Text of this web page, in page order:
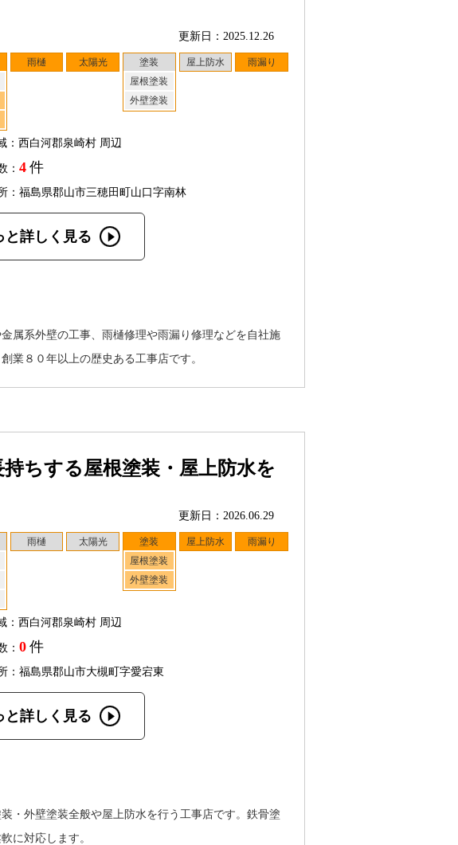
更新日：2025.12.26
雨樋 太陽光
塗装
屋根塗装
外壁塗装
屋上防水 雨漏り
：西白河郡泉崎村 周辺
： 4 件
：福島県郡山市三穂田町山口字南林
と詳しく見る
属系外壁の工事、雨樋修理や雨漏り修理などを自社施
業８０年以上の歴史ある工事店です。
ちする屋根塗装・屋上防水を
更新日：2026.06.29
雨樋 太陽光
塗装
屋根塗装
外壁塗装
屋上防水 雨漏り
：西白河郡泉崎村 周辺
： 0 件
：福島県郡山市大槻町字愛宕東
と詳しく見る
・外壁塗装全般や屋上防水を行う工事店です。鉄骨塗
に対応します。